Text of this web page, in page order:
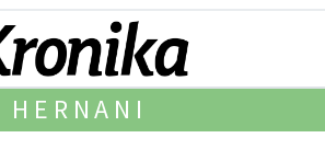
HERNANI